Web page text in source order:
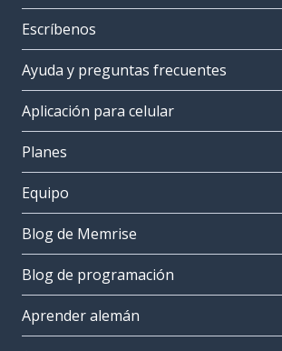
Escríbenos
Ayuda y preguntas frecuentes
Aplicación para celular
Planes
Equipo
Blog de Memrise
Blog de programación
Aprender alemán